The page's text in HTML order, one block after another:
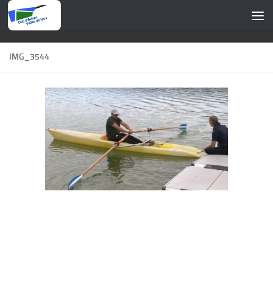
Skip to content
IMG_3544